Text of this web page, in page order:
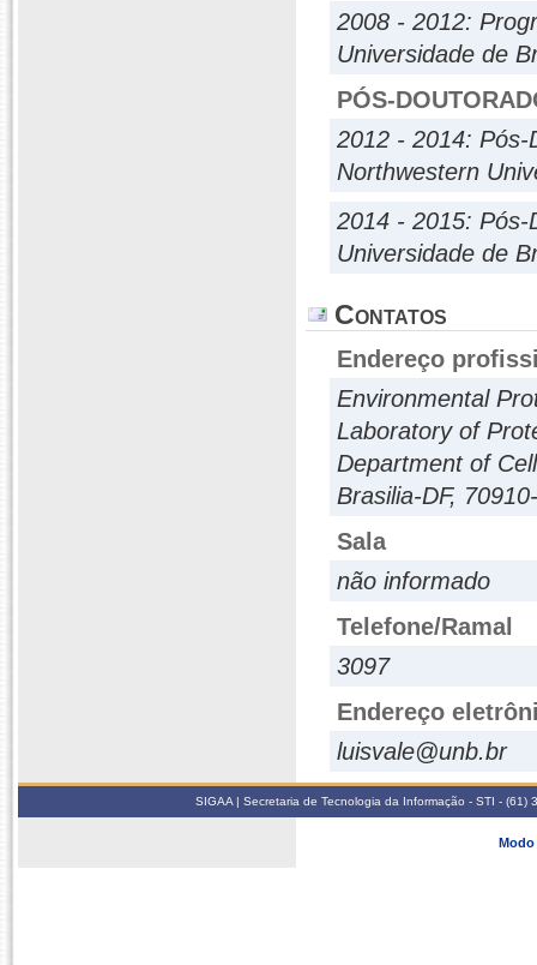
2008 - 2012:
Universidade de
PÓS-
2012 - 2014: Pós-
Northwestern
2014 - 2015: Pós-
Universidade de
Contatos
Endereço
Environmental
Laboratory of
Department of
Brasilia-DF,
Sala
não informado
Telefone/Ramal
3097
Endereço
luisvale@unb.br
SIGAA | Secretaria de Tecnologia da Informação - STI -
Modo